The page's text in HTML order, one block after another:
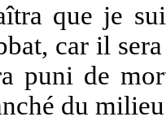
que je
car il
puni de
du